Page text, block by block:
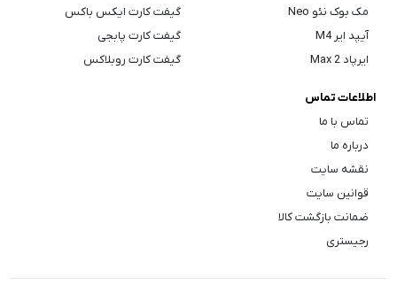
مک بوک نئو Neo
آیپد ایر M4
ایرپاد Max 2
گیفت کارت ایکس باکس
گیفت کارت پابجی
گیفت کارت روبلاکس
اطلاعات تماس
تماس با ما
درباره ما
نقشه سایت
قوانین سایت
ضمانت بازگشت کالا
رجیستری